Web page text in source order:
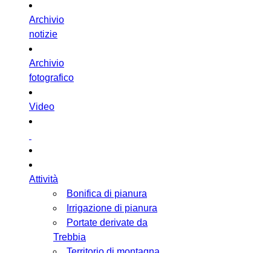
Archivio
notizie
Archivio
fotografico
Video
Attività
Bonifica di pianura
Irrigazione di pianura
Portate derivate da
Trebbia